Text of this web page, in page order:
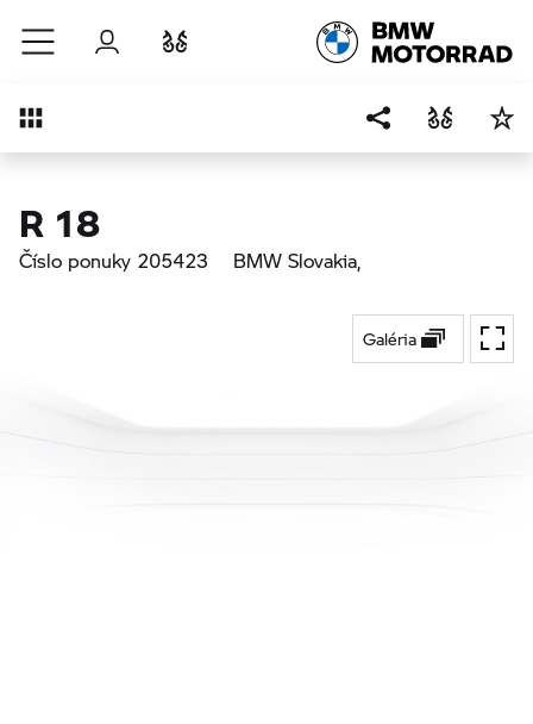
Prejsť na hlavný obsah
Prihlásenie
Prehľad
R 18
Číslo ponuky 205423 BMW Slovakia,
Galéria
Na